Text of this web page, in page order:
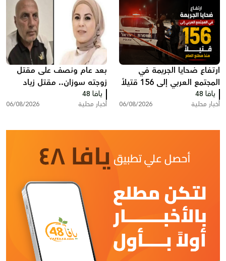
ارتفاع ضحايا الجريمة في
المجتمع العربي إلى 156 قتيلاً
منذ مطلع العام
يافا 48
أخبار محلية 06/08/2026
بعد عام ونصف على مقتل
زوجته سوزان.. مقتل زياد
بشارة من الطيرة في الطيبة
يافا 48
أخبار محلية 06/08/2026